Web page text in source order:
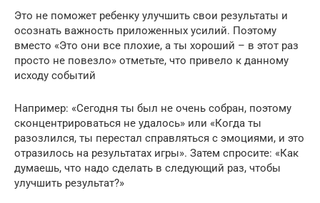
Это не поможет ребенку улучшить свои результаты и
осознать важность приложенных усилий. Поэтому
вместо «Это они все плохие, а ты хороший – в этот раз
просто не повезло» отметьте, что привело к данному
исходу событий
Например: «Сегодня ты был не очень собран, поэтому
сконцентрироваться не удалось» или «Когда ты
разозлился, ты перестал справляться с эмоциями, и это
отразилось на результатах игры». Затем спросите: «Как
думаешь, что надо сделать в следующий раз, чтобы
улучшить результат?»